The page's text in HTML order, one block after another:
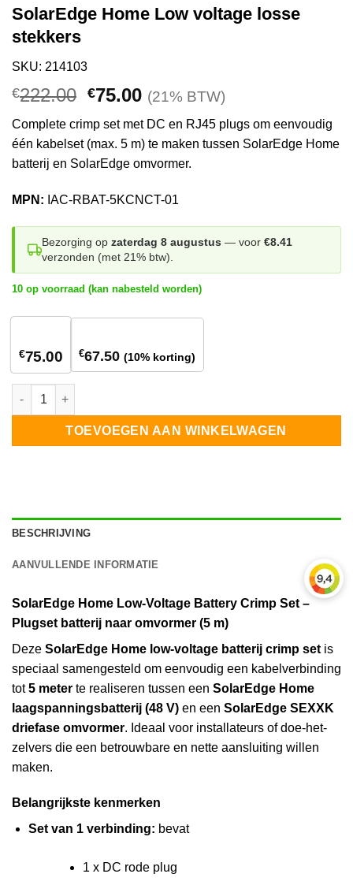
SolarEdge Home Low voltage losse
stekkers
SKU: 214103
€222.00 Oorspronkelijke
was:
€222.00.
€75.00Huidige
is:
€75.00.
(21% BTW)
Complete crimp set met DC en RJ45 plugs om eenvoudig
één kabelset (max. 5 m) te maken tussen SolarEdge Home
batterij en SolarEdge omvormer.
MPN: IAC-RBAT-5KCNCT-01
Bezorging op zaterdag 8 augustus — voor €8.41
verzonden (met 21% btw).
10 op voorraad (kan nabesteld worden)
€75.00 €67.50 (10% korting)
SolarEdge Home Low voltage losse stekkers aantal
TOEVOEGEN AAN WINKELWAGEN
BESCHRIJVING
AANVULLENDE INFORMATIE
SolarEdge Home Low-Voltage Battery Crimp Set –
Plugset batterij naar omvormer (5 m)
Deze SolarEdge Home low-voltage batterij crimp set is
speciaal samengesteld om eenvoudig een kabelverbinding
tot5 meter te realiseren tussen een SolarEdge Home
laagspanningsbatterij (48 V) en een SolarEdge SEXXK
driefase omvormer. Ideaal voor installateurs of doe-het-
zelvers die een betrouwbare en nette aansluiting willen
maken.
Belangrijkste kenmerken
Set van 1 verbinding: bevat
1 x DC rode plug